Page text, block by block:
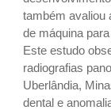
também avaliou
de máquina
Este estudo
radiografias
Uberlândia,
dental e